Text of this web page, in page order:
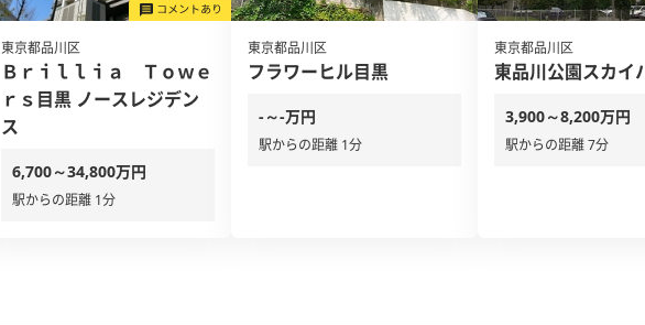
東京都品川区
Ｂｒｉｌｌｉａ Ｔｏｗｅ
ｒｓ目黒 ノースレジデン
ス
6,700～34,800万円
駅からの距離 1分
東京都品川区
フラワーヒル目黒
-～-万円
駅からの距離 1分
東京都品川区
東品川公園スカイ
3,900～8,200万円
駅からの距離 7分